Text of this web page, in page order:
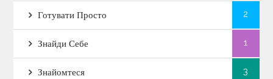
Готувати Просто 2
Знайди Себе 1
Знайомтеся 3